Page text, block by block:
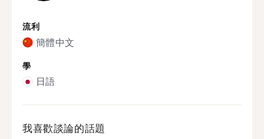
流利
簡體中文
學
日語
我喜歡談論的話題